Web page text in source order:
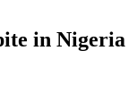
in Nigeria